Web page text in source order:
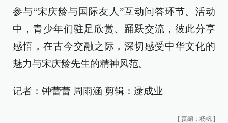
参与“宋庆龄与国际友人”互动问答环节。活动
中，青少年们驻足欣赏、踊跃交流，彼此分享
感悟，在古今交融之际，深切感受中华文化的
魅力与宋庆龄先生的精神风范。
记者：钟蕾蕾 周雨涵 剪辑：逯成业
[ 责编：杨帆 ]